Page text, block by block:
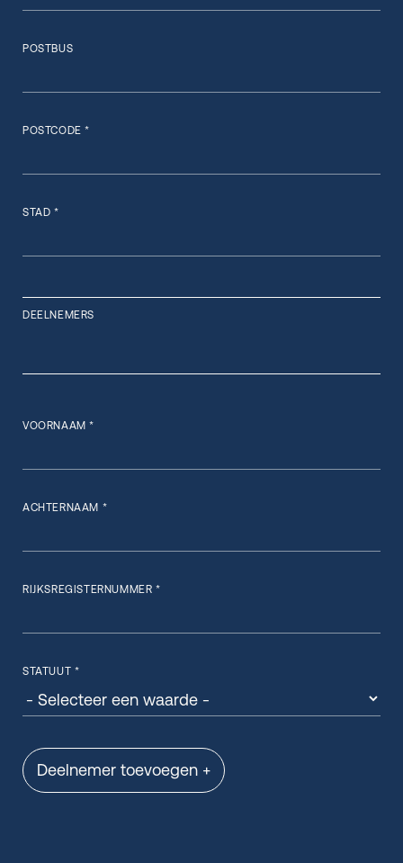
POSTBUS
POSTCODE *
STAD *
DEELNEMERS
VOORNAAM *
ACHTERNAAM *
RIJKSREGISTERNUMMER *
STATUUT *
Deelnemer toevoegen +